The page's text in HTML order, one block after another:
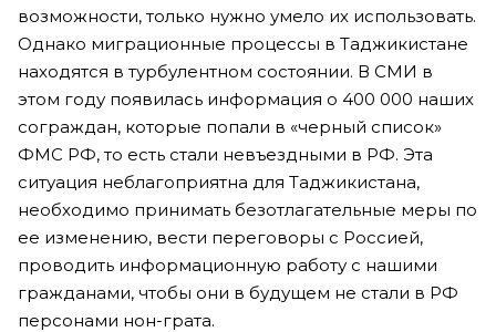
возможности, только нужно умело их использовать.
Однако миграционные процессы в Таджикистане
находятся в турбулентном состоянии. В СМИ в
этом году появилась информация о 400 000 наших
сограждан, которые попали в «черный список»
ФМС РФ, то есть стали невъездными в РФ. Эта
ситуация неблагоприятна для Таджикистана,
необходимо принимать безотлагательные меры по
ее изменению, вести переговоры с Россией,
проводить информационную работу с нашими
гражданами, чтобы они в будущем не стали в РФ
персонами нон-грата.